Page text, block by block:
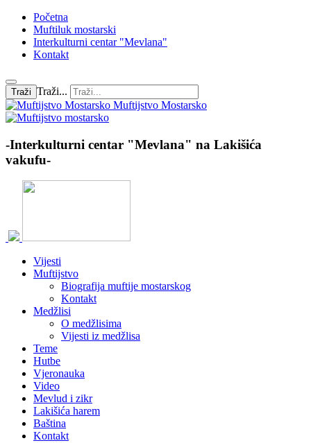
Početna
Muftiluk mostarski
Interkulturni centar "Mevlana"
Kontakt
Traži Traži...
Muftijstvo Mostarsko
-Interkulturni centar "Mevlana" na Lakišića
vakufu-
Vijesti
Muftijstvo
Biografija muftije mostarskog
Kontakt
Medžlisi
O medžlisima
Vijesti iz medžlisa
Teme
Hutbe
Vjeronauka
Video
Mevlud i zikr
Lakišića harem
Baština
Kontakt